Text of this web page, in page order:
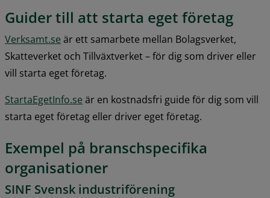
Guider till att starta eget företag
Verksamt.se är ett samarbete mellan Bolagsverket,
Skatteverket och Tillväxtverket – för dig som driver eller
vill starta eget företag.
StartaEgetInfo.se är en kostnadsfri guide för dig som vill
starta eget företag eller driver eget företag.
Exempel på branschspecifika
organisationer
SINF Svensk industriförening